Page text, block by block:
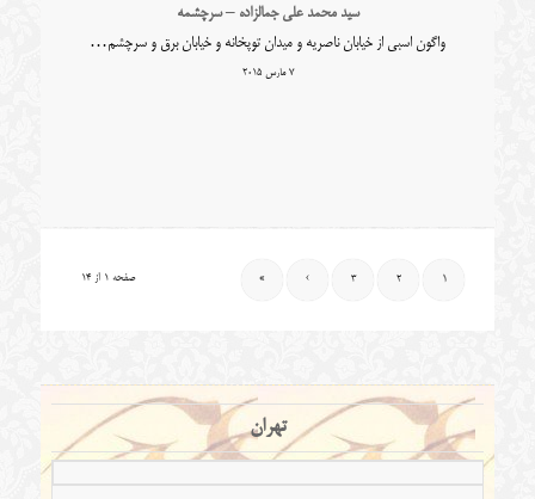
سید محمد علی جمالزاده – سرچشمه
واگون اسبی از خیابان ناصریه و میدان توپخانه و خیابان برق و سرچشم…
7 مارس 2015
صفحه 1 از 14 1
2
3
›
»
تهران